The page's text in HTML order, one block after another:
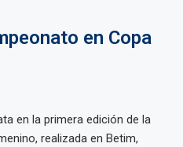
en Copa
en la primera edición de la
realizada en Betim,